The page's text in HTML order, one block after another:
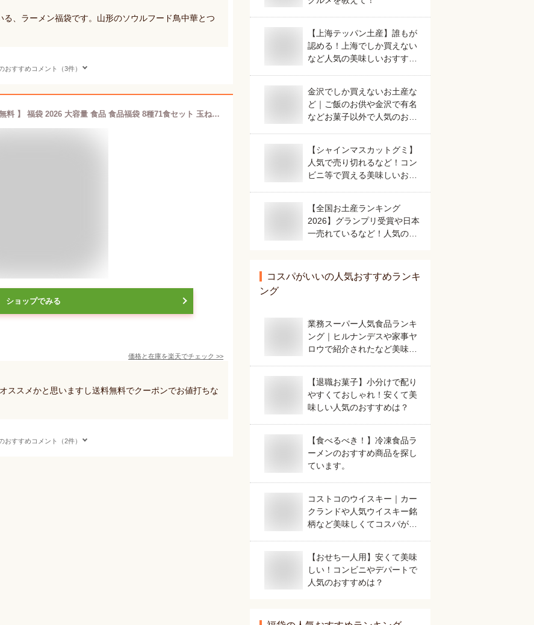
、ラーメン福袋です。山形のソウルフード鳥中華とつ
おすすめコメント（3件）
【単品合計価格4,600円→2,980円！送料無料 】 福袋 2026 大容量 食品 食品福袋 8種71食セット 玉ねぎ たまねぎ タマネギ 善太 淡路島 玉ねぎスープ オニオンスープ 鍋 淡路島玉ねぎスープ お買い得 スープ 福袋 食品 食べ物 スープ
ショップでみる
価格と在庫を楽天でチェック >>
ススメかと思いますし送料無料でクーポンでお値打ちな
おすすめコメント（2件）
【上海テッパン土産】誰もが
認める！上海でしか買えない
など人気の美味しいおすすめ
金沢でしか買えないお土産な
ど｜ご飯のお供や金沢で有名
などお菓子以外で人気のおす
【シャインマスカットグミ】
人気で売り切れるなど！コン
ビニ等で買える美味しいおす
【全国お土産ランキング
2026】グランプリ受賞や日本
一売れているなど！人気のご
コスパがいいの人気おすすめランキ
ング
業務スーパー人気食品ランキ
ング｜ヒルナンデスや家事ヤ
ロウで紹介されたなど美味し
【退職お菓子】小分けで配り
やすくておしゃれ！安くて美
味しい人気のおすすめは？
【食べるべき！】冷凍食品ラ
ーメンのおすすめ商品を探し
ています。
コストコのウイスキー｜カー
クランドや人気ウイスキー銘
柄など美味しくてコスパが良
【おせち一人用】安くて美味
しい！コンビニやデパートで
人気のおすすめは？